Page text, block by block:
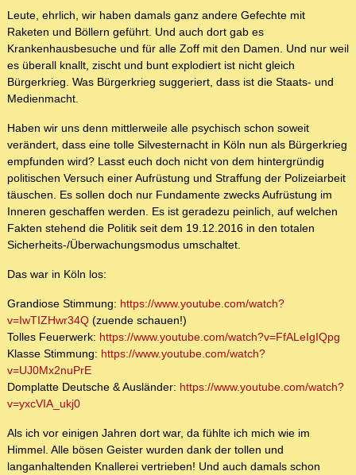
Leute, ehrlich, wir haben damals ganz andere Gefechte mit
Raketen und Böllern geführt. Und auch dort gab es
Krankenhausbesuche und für alle Zoff mit den Damen. Und nur weil
es überall knallt, zischt und bunt explodiert ist nicht gleich
Bürgerkrieg. Was Bürgerkrieg suggeriert, dass ist die Staats- und
Medienmacht.
Haben wir uns denn mittlerweile alle psychisch schon soweit
verändert, dass eine tolle Silvesternacht in Köln nun als Bürgerkrieg
empfunden wird? Lasst euch doch nicht von dem hintergründig
politischen Versuch einer Aufrüstung und Straffung der Polizeiarbeit
täuschen. Es sollen doch nur Fundamente zwecks Aufrüstung im
Inneren geschaffen werden. Es ist geradezu peinlich, auf welchen
Fakten stehend die Politik seit dem 19.12.2016 in den totalen
Sicherheits-/Überwachungsmodus umschaltet.
Das war in Köln los:
Grandiose Stimmung: https://www.youtube.com/watch?
v=IwTIZHwr34Q (zuende schauen!)
Tolles Feuerwerk: https://www.youtube.com/watch?v=FfALeIgIQpg
Klasse Stimmung: https://www.youtube.com/watch?
v=UJ0Mx2nuPrE
Domplatte Deutsche & Ausländer: https://www.youtube.com/watch?
v=yxcVIA_ukj0
Als ich vor einigen Jahren dort war, da fühlte ich mich wie im
Himmel. Alle bösen Geister wurden dank der tollen und
langanhaltenden Knallerei vertrieben! Und auch damals schon